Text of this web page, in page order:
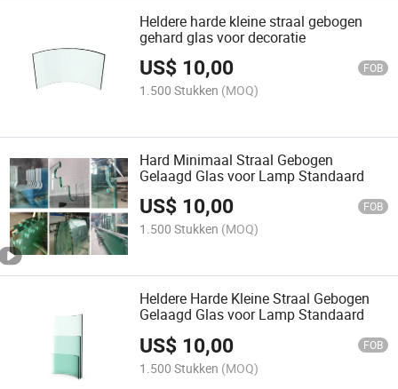
Heldere harde kleine straal gebogen
gehard glas voor decoratie
US$ 10,00 FOB
1.500 Stukken (MOQ)
Hard Minimaal Straal Gebogen
Gelaagd Glas voor Lamp Standaard
US$ 10,00 FOB
1.500 Stukken (MOQ)
Heldere Harde Kleine Straal Gebogen
Gelaagd Glas voor Lamp Standaard
US$ 10,00 FOB
1.500 Stukken (MOQ)